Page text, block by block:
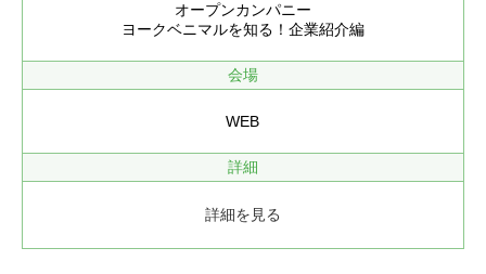
オープンカンパニー
ヨークベニマルを知る！企業紹介編
会場
WEB
詳細
詳細を見る